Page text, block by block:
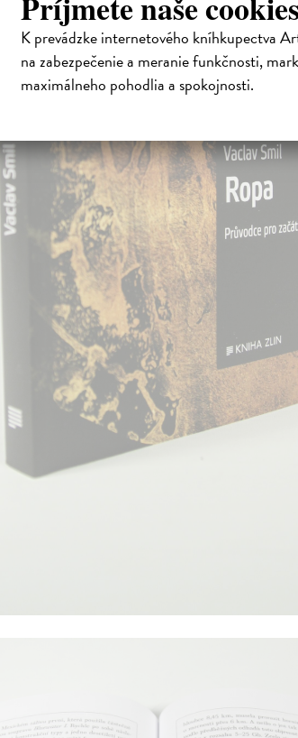
K prevádzke internetového kníhkupectva
na zabezpečenie a meranie funkčnosti,
maximálneho pohodlia a spokojnosti.